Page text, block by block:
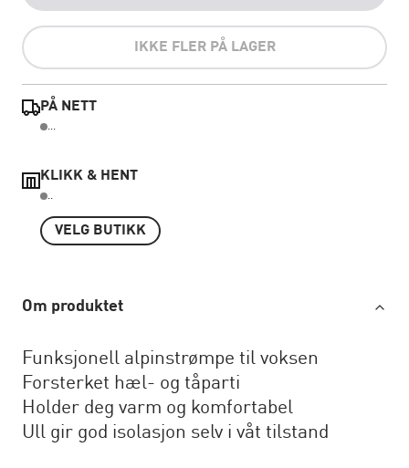
IKKE FLER PÅ LAGER
PÅ NETT
...
KLIKK & HENT
..
VELG BUTIKK
Om produktet
Funksjonell alpinstrømpe til voksen
Forsterket hæl- og tåparti
Holder deg varm og komfortabel
Ull gir god isolasjon selv i våt tilstand